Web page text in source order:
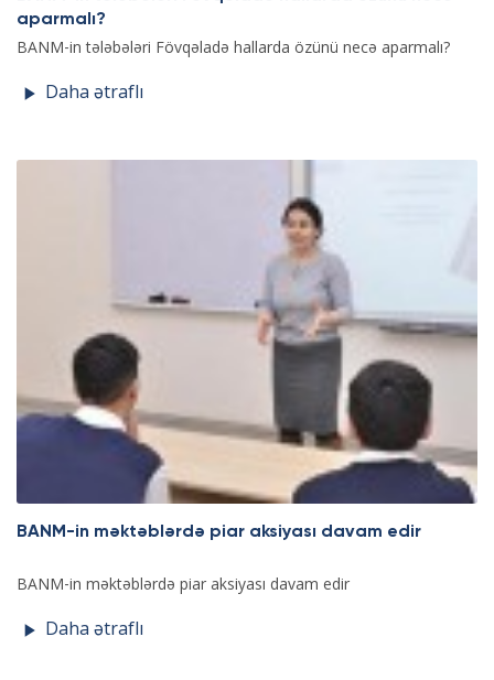
aparmalı?
BANM-in tələbələri Fövqəladə hallarda özünü necə aparmalı?
Daha ətraflı
BANM-in məktəblərdə piar aksiyası davam edir
BANM-in məktəblərdə piar aksiyası davam edir
Daha ətraflı